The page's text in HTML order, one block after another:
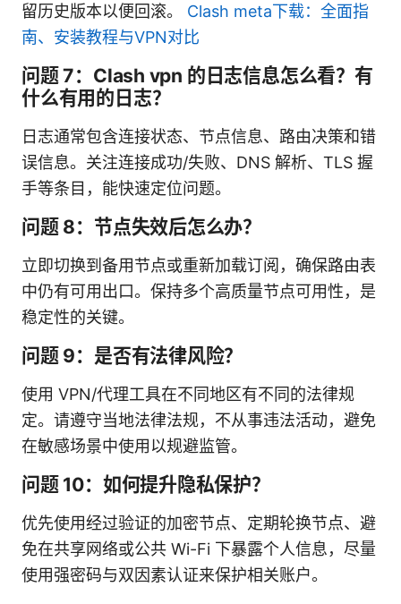
留历史版本以便回滚。 Clash meta下载：全面指
南、安装教程与VPN对比
问题 7：Clash vpn 的日志信息怎么看？有
什么有用的日志？
日志通常包含连接状态、节点信息、路由决策和错
误信息。关注连接成功/失败、DNS 解析、TLS 握
手等条目，能快速定位问题。
问题 8：节点失效后怎么办？
立即切换到备用节点或重新加载订阅，确保路由表
中仍有可用出口。保持多个高质量节点可用性，是
稳定性的关键。
问题 9：是否有法律风险？
使用 VPN/代理工具在不同地区有不同的法律规
定。请遵守当地法律法规，不从事违法活动，避免
在敏感场景中使用以规避监管。
问题 10：如何提升隐私保护？
优先使用经过验证的加密节点、定期轮换节点、避
免在共享网络或公共 Wi-Fi 下暴露个人信息，尽量
使用强密码与双因素认证来保护相关账户。